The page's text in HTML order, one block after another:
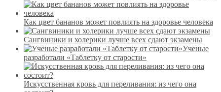
Как цвет бананов может повлиять на здоровье человека
Сангвиники и холерики лучше всех сдают экзамены
Ученые
разработали «Таблетку от старости»
Искусственная кровь для переливания: из чего она